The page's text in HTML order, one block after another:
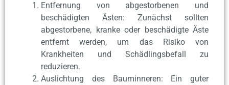
Entfernung von abgestorbenen und
beschädigten Ästen: Zunächst sollten
abgestorbene, kranke oder beschädigte Äste
entfernt werden, um das Risiko von
Krankheiten und Schädlingsbefall zu
reduzieren.
Auslichtung des Bauminneren: Ein guter